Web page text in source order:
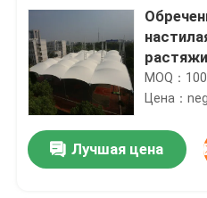
MOQ：
Цена：
Лучшая цена